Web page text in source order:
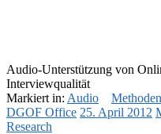
Audio-Unterstützung von
Interviewqualität
Markiert in: Audio
DGOF Office 25. April 2012
Research